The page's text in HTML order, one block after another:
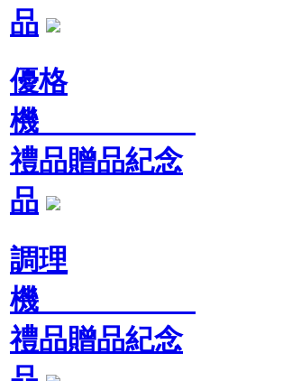
品
優格
機
禮品贈品紀念
品
調理
機
禮品贈品紀念